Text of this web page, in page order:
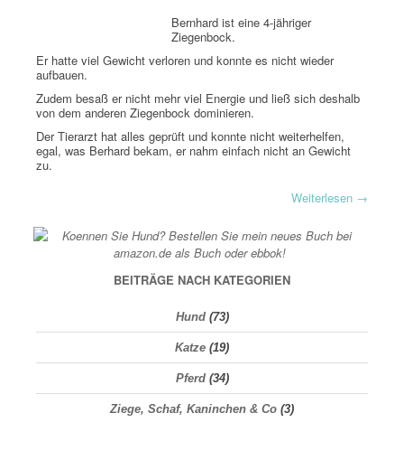
Bernhard ist eine 4-jähriger
Ziegenbock.
Er hatte viel Gewicht verloren und konnte es nicht wieder
aufbauen.
Zudem besaß er nicht mehr viel Energie und ließ sich deshalb
von dem anderen Ziegenbock dominieren.
Der Tierarzt hat alles geprüft und konnte nicht weiterhelfen,
egal, was Berhard bekam, er nahm einfach nicht an Gewicht
zu.
Weiterlesen →
BEITRÄGE NACH KATEGORIEN
Hund(73)
Katze (19)
Pferd(34)
Ziege, Schaf, Kaninchen & Co (3)